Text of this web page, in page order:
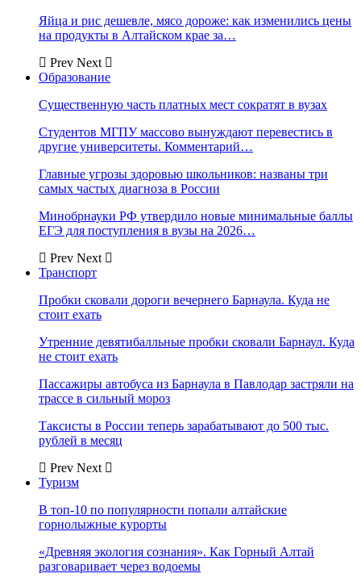
Яйца и рис дешевле, мясо дороже: как изменились цены
на продукты в Алтайском крае за…
Prev Next
Образование
Существенную часть платных мест сократят в вузах
Студентов МГПУ массово вынуждают перевестись в
другие университеты. Комментарий…
Главные угрозы здоровью школьников: названы три
самых частых диагноза в России
Минобрнауки РФ утвердило новые минимальные баллы
ЕГЭ для поступления в вузы на 2026…
Prev Next
Транспорт
Пробки сковали дороги вечернего Барнаула. Куда не
стоит ехать
Утренние девятибалльные пробки сковали Барнаул. Куда
не стоит ехать
Пассажиры автобуса из Барнаула в Павлодар застряли на
трассе в сильный мороз
Таксисты в России теперь зарабатывают до 500 тыс.
рублей в месяц
Prev Next
Туризм
В топ-10 по популярности попали алтайские
горнолыжные курорты
«Древняя экология сознания». Как Горный Алтай
разговаривает через водоемы